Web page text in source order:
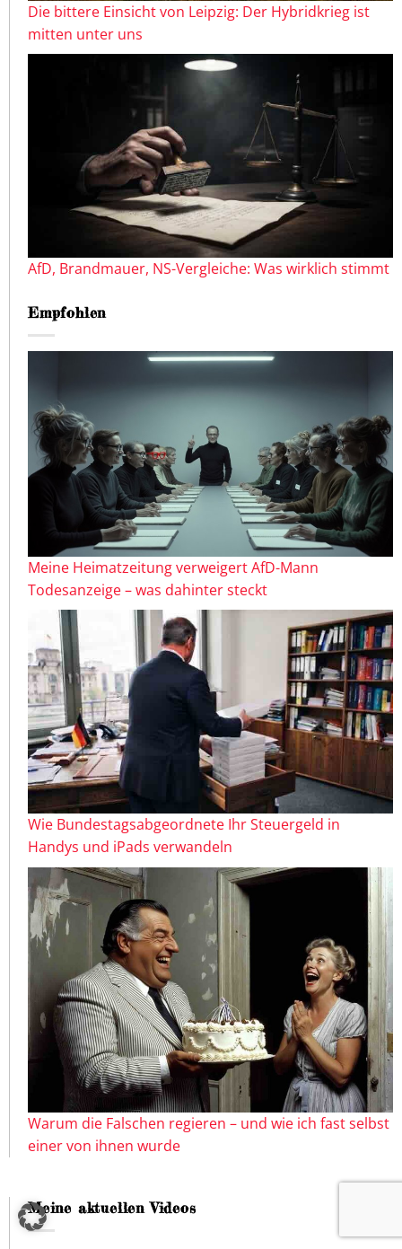
Die bittere Einsicht von Leipzig: Der Hybridkrieg ist
mitten unter uns
AfD, Brandmauer, NS-Vergleiche: Was wirklich stimmt
Empfohlen
Meine Heimatzeitung verweigert AfD-Mann
Todesanzeige – was dahinter steckt
Wie Bundestagsabgeordnete Ihr Steuergeld in
Handys und iPads verwandeln
Warum die Falschen regieren – und wie ich fast selbst
einer von ihnen wurde
Meine aktuellen Videos